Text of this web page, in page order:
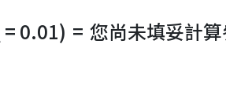
= 0.01) = 您尚未填妥計